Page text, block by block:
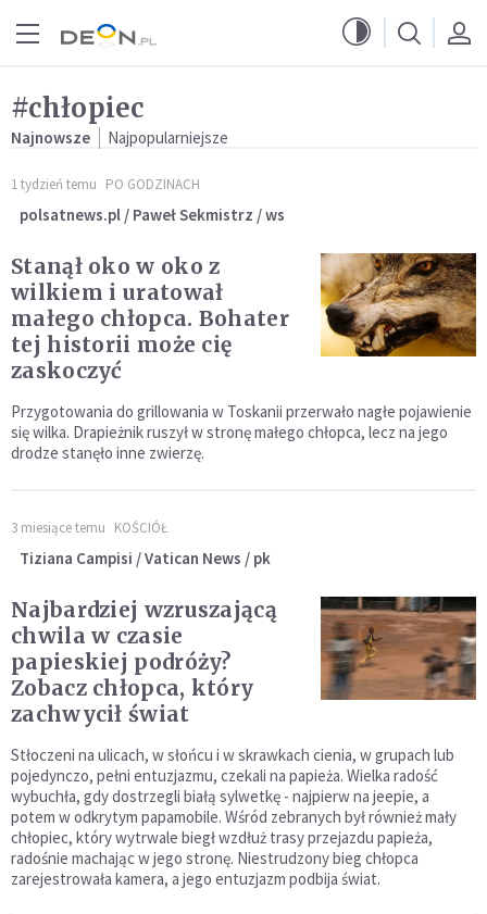
#chłopiec
Najnowsze Najpopularniejsze
1 tydzień temu PO GODZINACH
polsatnews.pl / Paweł Sekmistrz / ws
Stanął oko w oko z
wilkiem i uratował
małego chłopca. Bohater
tej historii może cię
zaskoczyć
Przygotowania do grillowania w Toskanii przerwało nagłe pojawienie
się wilka. Drapieżnik ruszył w stronę małego chłopca, lecz na jego
drodze stanęło inne zwierzę.
3 miesiące temu KOŚCIÓŁ
Tiziana Campisi / Vatican News / pk
Najbardziej wzruszającą
chwila w czasie
papieskiej podróży?
Zobacz chłopca, który
zachwycił świat
Stłoczeni na ulicach, w słońcu i w skrawkach cienia, w grupach lub
pojedynczo, pełni entuzjazmu, czekali na papieża. Wielka radość
wybuchła, gdy dostrzegli białą sylwetkę - najpierw na jeepie, a
potem w odkrytym papamobile. Wśród zebranych był również mały
chłopiec, który wytrwale biegł wzdłuż trasy przejazdu papieża,
radośnie machając w jego stronę. Niestrudzony bieg chłopca
zarejestrowała kamera, a jego entuzjazm podbija świat.